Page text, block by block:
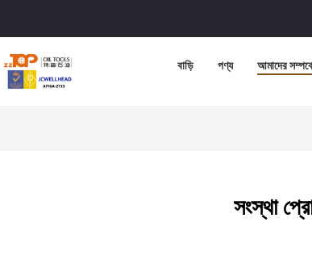
বাড়ি পণ্য আমাদের
সংস্থা